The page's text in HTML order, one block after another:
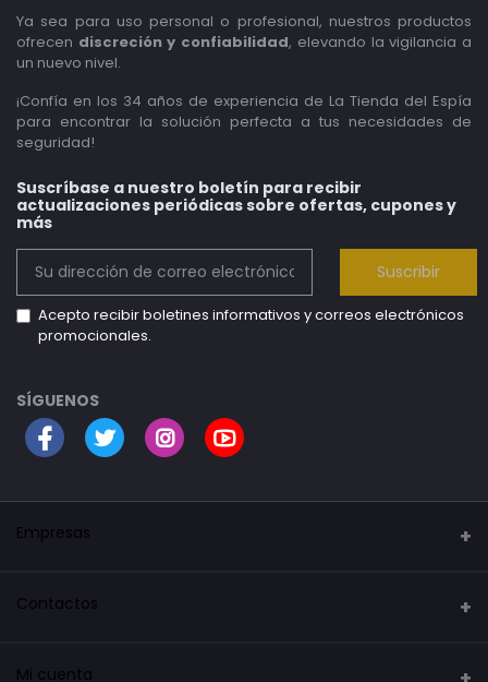
Ya sea para uso personal o profesional, nuestros productos
ofrecen discreción y confiabilidad, elevando la vigilancia a
un nuevo nivel.
¡Confía en los 34 años de experiencia de La Tienda del Espía
para encontrar la solución perfecta a tus necesidades de
seguridad!
Suscríbase a nuestro boletín para recibir
actualizaciones periódicas sobre ofertas, cupones y
más
Suscribir
Acepto recibir boletines informativos y correos electrónicos
promocionales.
SÍGUENOS
Empresas
Security Mark
La tienda de los inventos
Contactos
Dirección
Mi cuenta